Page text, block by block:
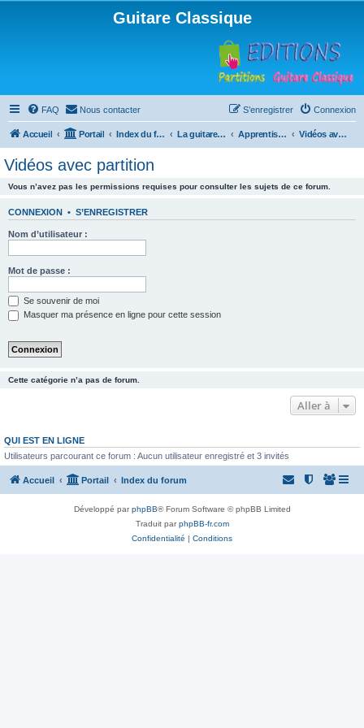
Guitare Classique
FAQ Nous contacter Connexion
S’enregistrer
Accueil Portail Index du forum La guitare : instrument, cours et théorie Apprentissage et enseignement de la guitare Vidéos avec partition
Vidéos avec partition
Vous n’avez pas les permissions requises pour consulter les sujets de ce forum.
CONNEXION • S’ENREGISTRER
Nom d’utilisateur :
Mot de passe :
Se souvenir de moi
Masquer ma présence en ligne pour cette session
Cette catégorie n’a pas de forum.
Aller à
QUI EST EN LIGNE
Utilisateurs parcourant ce forum : Aucun utilisateur enregistré et 3 invités
Accueil Portail Index du forum
Développé parphpBB® Forum Software © phpBB Limited
Traduit parphpBB-fr.com
Confidentialité | Conditions